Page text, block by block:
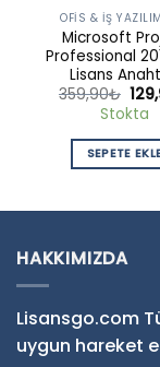
OFIS & İŞ
Microsoft
Professional
Lisans
359,90₺
fiyat:
Stokta
SEPETE
HAKKIMIZDA
Lisansgo.com
uygun hareket